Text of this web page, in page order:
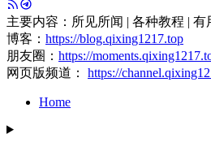
主要内容：所见所闻 | 各种教程 | 有
博客： https://blog.qixing1217.top
朋友圈： https://
网页版频道： https://
Home